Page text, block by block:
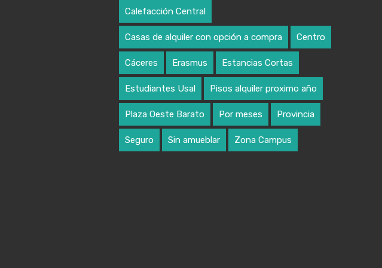
Calefacción Central
Casas de alquiler con opción a compra Centro
Cáceres Erasmus Estancias Cortas
Estudiantes Usal Pisos alquiler proximo año
Plaza Oeste Barato Por meses Provincia
Seguro Sin amueblar Zona Campus